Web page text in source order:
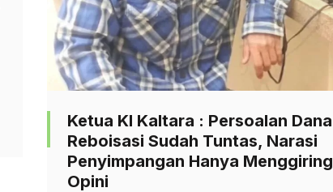
Ketua KI Kaltara : Persoalan Dana
Reboisasi Sudah Tuntas, Narasi
Penyimpangan Hanya Menggiring
Opini